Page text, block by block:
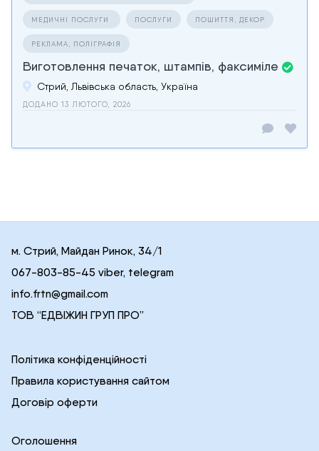
МЕДИЧНІ ПОСЛУГИ ПОСЛУГИ ПОШИТТЯ, ДЕКОР
РЕКЛАМА, ПОЛІГРАФІЯ
Виготовлення печаток, штампів, факсиміле
Стрий, Львівська область, Україна
ДОДАНО 13 ЛЮТОГО, 2026
м. Стрий, Майдан Ринок, 34/1
067-803-85-45 viber, telegram
info.frtn@gmail.com
ТОВ “ЕДВІЖИН ГРУП ПРО”
Політика конфіденційності
Правила користування сайтом
Договір оферти
Оголошення